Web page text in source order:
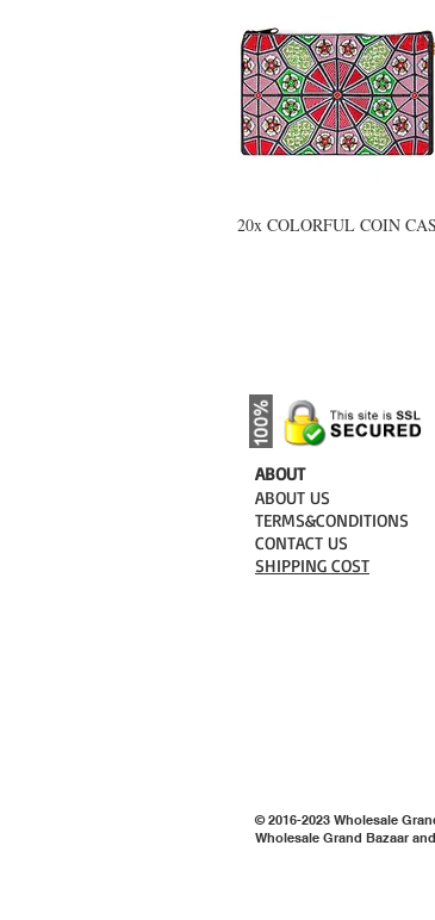
العرض السريع
20x COLORFUL COIN
​ABOUT
ABOUT US
TERMS&CONDITIONS
CONTACT US
SHIPPING COST
© 2016-2023 Wholesale
Wholesale Grand Bazaar